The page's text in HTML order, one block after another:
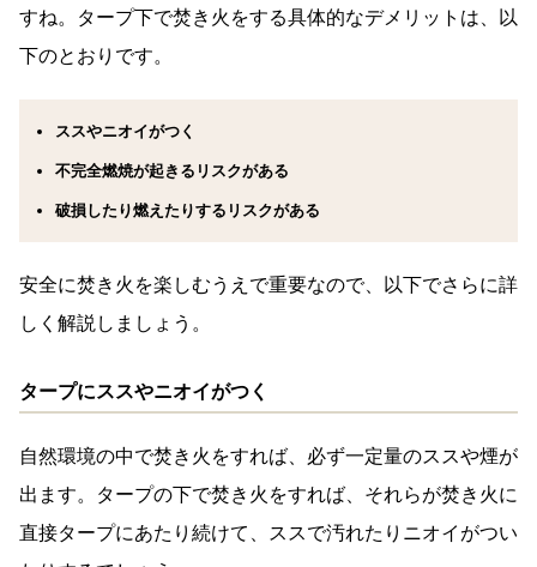
すね。タープ下で焚き火をする具体的なデメリットは、以
下のとおりです。
ススやニオイがつく
不完全燃焼が起きるリスクがある
破損したり燃えたりするリスクがある
安全に焚き火を楽しむうえで重要なので、以下でさらに詳
しく解説しましょう。
タープにススやニオイがつく
自然環境の中で焚き火をすれば、必ず一定量のススや煙が
出ます。タープの下で焚き火をすれば、それらが焚き火に
直接タープにあたり続けて、ススで汚れたりニオイがつい